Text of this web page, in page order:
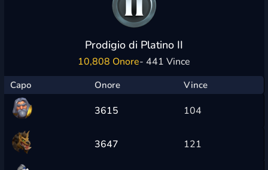
Prodigio di Platino II
10,808 Onore- 441 Vince
Capo Onore Vince
3615 104
3647 121